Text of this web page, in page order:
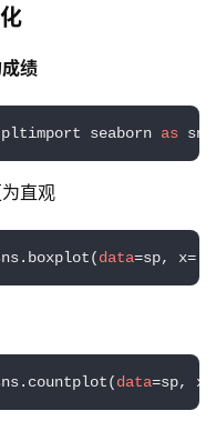
绩
pltimport seaborn as
直观
data=sp, x=
data=sp, x=